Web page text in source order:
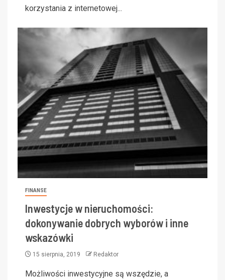
korzystania z internetowej...
FINANSE
Inwestycje w nieruchomości:
dokonywanie dobrych wyborów i inne
wskazówki
15 sierpnia, 2019 Redaktor
Możliwości inwestycyjne są wszędzie, a